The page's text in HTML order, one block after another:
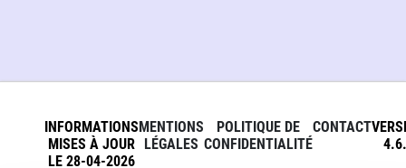
INFORMATIONS
MISES À JOUR
LE 28-04-2026
MENTIONS
LÉGALES
POLITIQUE DE
CONFIDENTIALITÉ
CONTACT